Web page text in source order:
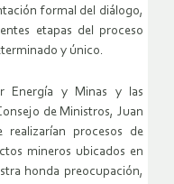
formal del diálogo,
etapas del proceso
y único.
Energía y Minas y las
de Ministros, Juan
procesos de
mineros ubicados en
honda preocupación,